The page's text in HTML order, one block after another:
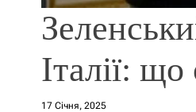
Італії:
17 Січня, 2025